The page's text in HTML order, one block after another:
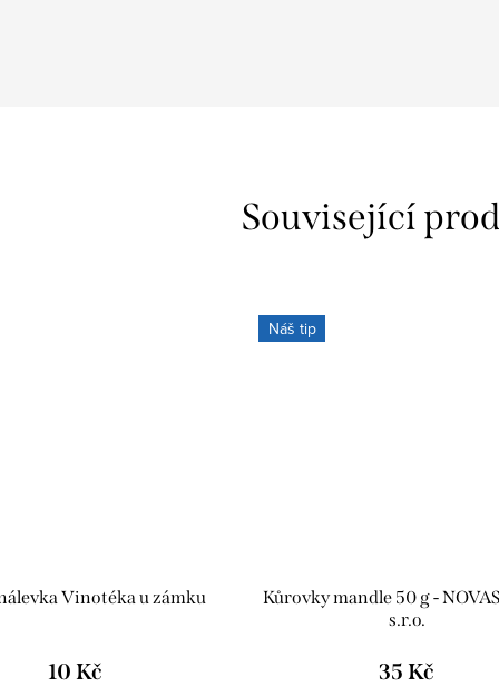
Související
Vinotéka u zámku
10 Kč
Náš tip
Kůrovky mandle 50 g -
s.r.o.
35 Kč